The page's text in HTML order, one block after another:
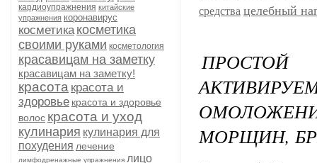
кардиоупражнения китайские
упражнения коронавирус
косметика косметика
своими руками косметология
красавицам на заметку
красавицам на заметку!
красота красота и
здоровье красота и здоровье
волос красота и уход
кулинария кулинария для
похудения лечение
лимфодренажные упражнения лицо
средства целебный
МОРЩИН,